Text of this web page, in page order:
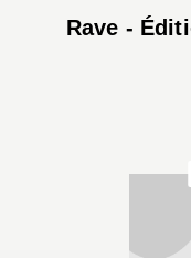
Rave -